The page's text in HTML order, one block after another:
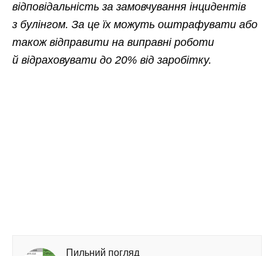
відповідальність за замовчування інцидентів
з булінгом. За це їх можуть оштрафувати або
також відправити на виправні роботи
й відраховувати до 20% від заробітку.
Пильний погляд